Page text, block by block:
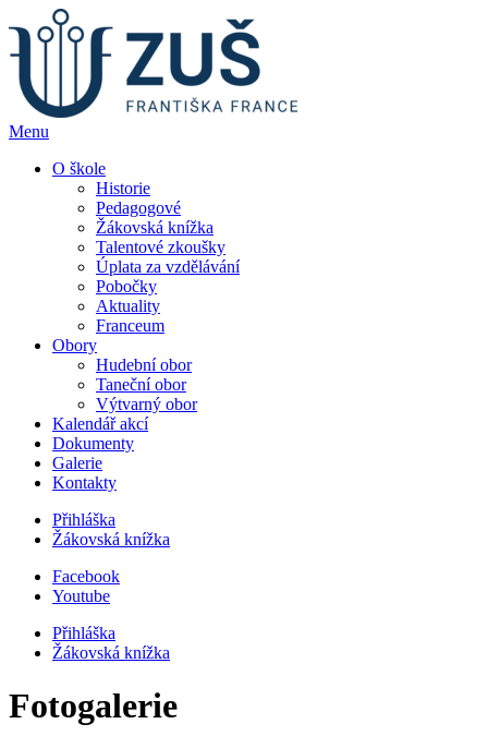
Menu
O škole
Historie
Pedagogové
Žákovská knížka
Talentové zkoušky
Úplata za vzdělávání
Pobočky
Aktuality
Franceum
Obory
Hudební obor
Taneční obor
Výtvarný obor
Kalendář akcí
Dokumenty
Galerie
Kontakty
Přihláška
Žákovská knížka
Facebook
Youtube
Přihláška
Žákovská knížka
Fotogalerie